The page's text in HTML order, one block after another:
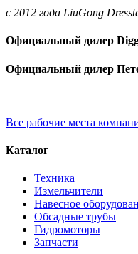
c 2012 года LiuGong
Официальный дилер
Официальный дилер
Все рабочие места
Каталог
Техника
Измельчители
Навесное
Обсадные трубы
Гидромоторы
Запчасти